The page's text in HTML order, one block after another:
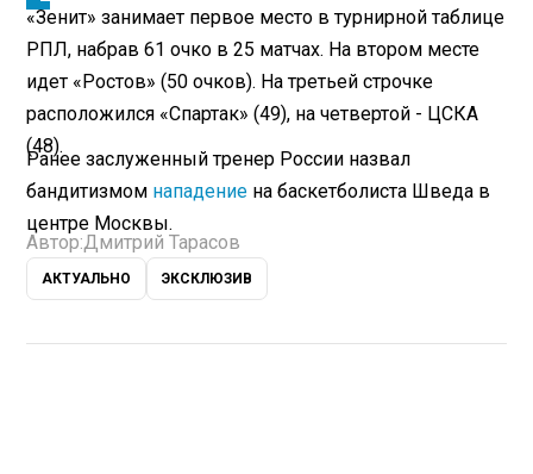
«Зенит» занимает первое место в турнирной таблице
РПЛ, набрав 61 очко в 25 матчах. На втором месте
идет «Ростов» (50 очков). На третьей строчке
расположился «Спартак» (49), на четвертой - ЦСКА
(48).
Ранее заслуженный тренер России назвал
бандитизмом нападение на баскетболиста Шведа в
центре Москвы.
Автор:Дмитрий Тарасов
АКТУАЛЬНО ЭКСКЛЮЗИВ